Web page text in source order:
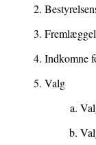
Indkomne
Valg